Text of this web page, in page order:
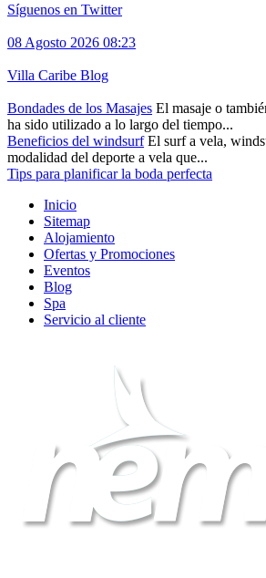
Síguenos en Twitter
08 Agosto 2026 08:23
Villa Caribe Blog
Bondades de los Masajes El masaje o
ha sido utilizado a lo largo del tiempo...
Beneficios del windsurf El surf a vela,
modalidad del deporte a vela que...
Tips para planificar la boda perfecta
Inicio
Sitemap
Alojamiento
Ofertas y Promociones
Eventos
Blog
Spa
Servicio al cliente